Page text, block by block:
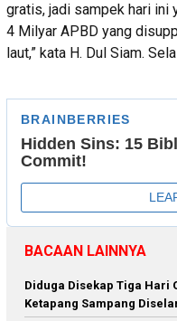
gratis, jadi sampek hari ini
4 Milyar APBD yang
laut,” kata H. Dul Siam.
BACAAN LAINNYA
Diduga Disekap Tiga Hari
Ketapang Sampang